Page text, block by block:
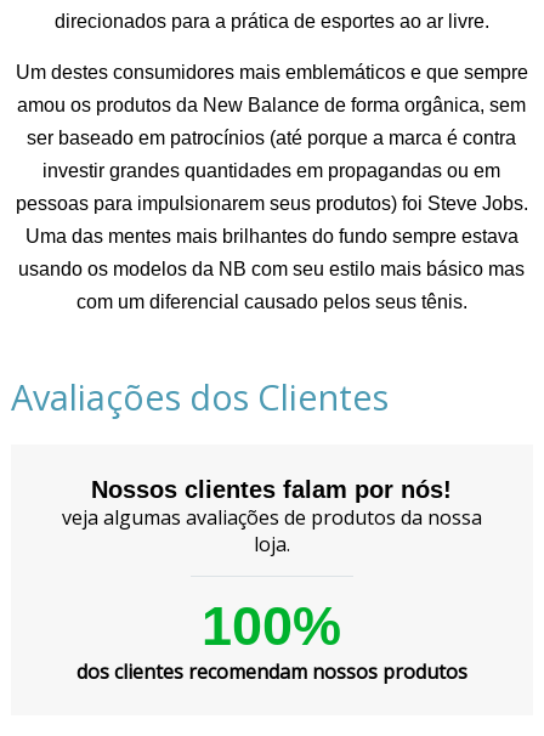
direcionados para a prática de esportes ao ar livre.
Um destes consumidores mais emblemáticos e que sempre
amou os produtos da New Balance de forma orgânica, sem
ser baseado em patrocínios (até porque a marca é contra
investir grandes quantidades em propagandas ou em
pessoas para impulsionarem seus produtos) foi Steve Jobs.
Uma das mentes mais brilhantes do fundo sempre estava
usando os modelos da NB com seu estilo mais básico mas
com um diferencial causado pelos seus tênis.
Avaliações dos Clientes
Nossos clientes falam por nós!
veja algumas avaliações de produtos da nossa
loja.
100%
dos clientes recomendam nossos produtos